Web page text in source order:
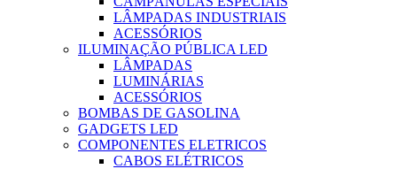
LÂMPADAS INDUSTRIAIS
ACESSÓRIOS
ILUMINAÇÃO PÚBLICA LED
LÂMPADAS
LUMINÁRIAS
ACESSÓRIOS
BOMBAS DE GASOLINA
GADGETS LED
COMPONENTES ELETRICOS
CABOS ELÉTRICOS